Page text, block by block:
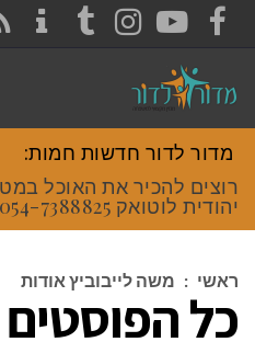
FACEBOOK
YOUTUBE
INSTAGRAM
TUMBLR
מדור לדור חדשות חמות:
רוצים להכיר את האוכל
יהודית לוטואק 054-7388825.
ראשי : משה לייבוביץ אודות
כל